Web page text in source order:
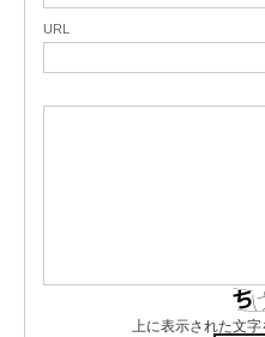
URL
上に表示された文字